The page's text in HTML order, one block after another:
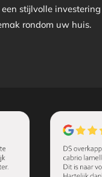
stijlvolle
rondom uw huis.